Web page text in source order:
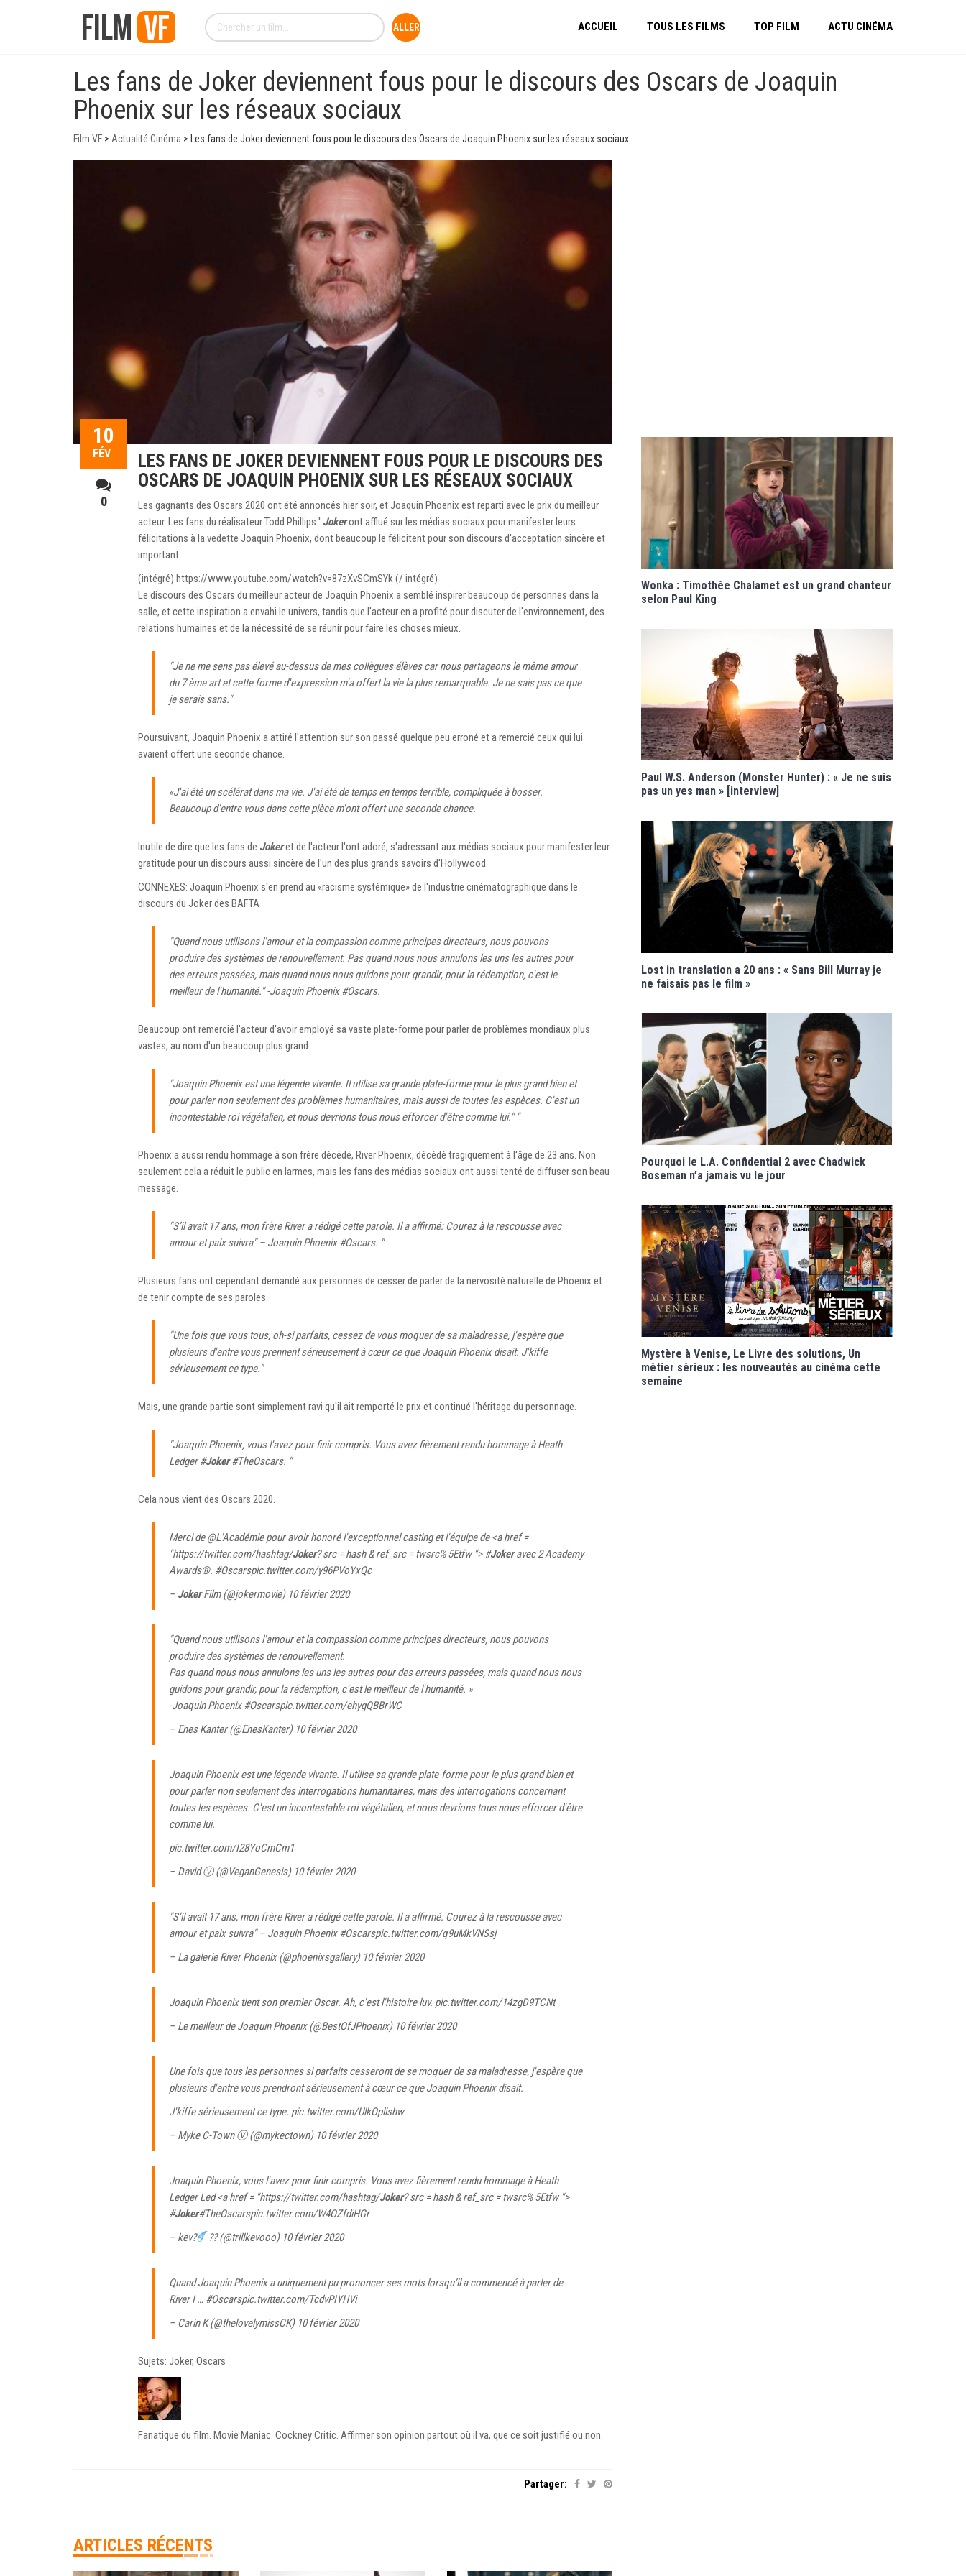
ACCUEIL TOUS LES FILMS TOP FILM ACTU CINÉMA
Les fans de Joker deviennent fous pour le discours des Oscars de Joaquin
Phoenix sur les réseaux sociaux
Film VF > Actualité Cinéma > Les fans de Joker deviennent fous pour le discours des Oscars de Joaquin Phoenix sur les réseaux sociaux
10
FÉV
0
LES FANS DE JOKER DEVIENNENT FOUS POUR LE DISCOURS DES
OSCARS DE JOAQUIN PHOENIX SUR LES RÉSEAUX SOCIAUX
Les gagnants des Oscars 2020 ont été annoncés hier soir, et Joaquin Phoenix est reparti avec le prix du meilleur
acteur. Les fans du réalisateur Todd Phillips ' Jokeront afflué sur les médias sociaux pour manifester leurs
félicitations à la vedette Joaquin Phoenix, dont beaucoup le félicitent pour son discours d'acceptation sincère et
important.
(intégré) https://www.youtube.com/watch?v=87zXvSCmSYk (/ intégré)
Le discours des Oscars du meilleur acteur de Joaquin Phoenix a semblé inspirer beaucoup de personnes dans la
salle, et cette inspiration a envahi le univers, tandis que l'acteur en a profité pour discuter de l'environnement, des
relations humaines et de la nécessité de se réunir pour faire les choses mieux.
"Je ne me sens pas élevé au-dessus de mes collègues élèves car nous partageons le même amour
du 7 ème art et cette forme d'expression m'a offert la vie la plus remarquable. Je ne sais pas ce que
je serais sans."
Poursuivant, Joaquin Phoenix a attiré l'attention sur son passé quelque peu erroné et a remercié ceux qui lui
avaient offert une seconde chance.
«J'ai été un scélérat dans ma vie. J'ai été de temps en temps terrible, compliquée à bosser.
Beaucoup d'entre vous dans cette pièce m'ont offert une seconde chance.
Inutile de dire que les fans de Jokeret de l'acteur l'ont adoré, s'adressant aux médias sociaux pour manifester leur
gratitude pour un discours aussi sincère de l'un des plus grands savoirs d'Hollywood.
CONNEXES: Joaquin Phoenix s'en prend au «racisme systémique» de l'industrie cinématographique dans le
discours du Joker des BAFTA
"Quand nous utilisons l'amour et la compassion comme principes directeurs, nous pouvons
produire des systèmes de renouvellement. Pas quand nous nous annulons les uns les autres pour
des erreurs passées, mais quand nous nous guidons pour grandir, pour la rédemption, c'est le
meilleur de l'humanité." -Joaquin Phoenix #Oscars.
Beaucoup ont remercié l'acteur d'avoir employé sa vaste plate-forme pour parler de problèmes mondiaux plus
vastes, au nom d'un beaucoup plus grand.
"Joaquin Phoenix est une légende vivante. Il utilise sa grande plate-forme pour le plus grand bien et
pour parler non seulement des problèmes humanitaires, mais aussi de toutes les espèces. C'est un
incontestable roi végétalien, et nous devrions tous nous efforcer d'être comme lui." "
Phoenix a aussi rendu hommage à son frère décédé, River Phoenix, décédé tragiquement à l'âge de 23 ans. Non
seulement cela a réduit le public en larmes, mais les fans des médias sociaux ont aussi tenté de diffuser son beau
message.
"S’il avait 17 ans, mon frère River a rédigé cette parole. Il a affirmé: Courez à la rescousse avec
amour et paix suivra" – Joaquin Phoenix #Oscars. "
Plusieurs fans ont cependant demandé aux personnes de cesser de parler de la nervosité naturelle de Phoenix et
de tenir compte de ses paroles.
"Une fois que vous tous, oh-si parfaits, cessez de vous moquer de sa maladresse, j'espère que
plusieurs d'entre vous prennent sérieusement à cœur ce que Joaquin Phoenix disait. J'kiffe
sérieusement ce type."
Mais, une grande partie sont simplement ravi qu'il ait remporté le prix et continué l'héritage du personnage.
"Joaquin Phoenix, vous l'avez pour finir compris. Vous avez fièrement rendu hommage à Heath
Ledger #Joker#TheOscars. "
Cela nous vient des Oscars 2020.
Merci de@L'Académiepour avoir honoré l'exceptionnel casting et l'équipe de <a href =
"https://twitter.com/hashtag/Joker? src = hash & ref_src = twsrc% 5Etfw "> #Jokeravec 2 Academy
Awards®. #Oscarspic.twitter.com/y96PVoYxQc
– JokerFilm (@jokermovie) 10 février 2020
"Quand nous utilisons l'amour et la compassion comme principes directeurs, nous pouvons
produire des systèmes de renouvellement.
Pas quand nous nous annulons les uns les autres pour des erreurs passées, mais quand nous nous
guidons pour grandir, pour la rédemption, c'est le meilleur de l'humanité. »
-Joaquin Phoenix#Oscarspic.twitter.com/ehygQBBrWC
– Enes Kanter (@EnesKanter) 10 février 2020
Joaquin Phoenix est une légende vivante. Il utilise sa grande plate-forme pour le plus grand bien et
pour parler non seulement des interrogations humanitaires, mais des interrogations concernant
toutes les espèces. C'est un incontestable roi végétalien, et nous devrions tous nous efforcer d'être
comme lui.
pic.twitter.com/I28YoCmCm1
– David Ⓥ (@VeganGenesis) 10 février 2020
"S’il avait 17 ans, mon frère River a rédigé cette parole. Il a affirmé: Courez à la rescousse avec
amour et paix suivra" – Joaquin Phoenix#Oscarspic.twitter.com/q9uMkVNSsj
– La galerie River Phoenix (@phoenixsgallery) 10 février 2020
Joaquin Phoenix tient son premier Oscar. Ah, c'est l'histoire luv. pic.twitter.com/14zgD9TCNt
– Le meilleur de Joaquin Phoenix (@BestOfJPhoenix) 10 février 2020
Une fois que tous les personnes si parfaits cesseront de se moquer de sa maladresse, j'espère que
plusieurs d'entre vous prendront sérieusement à cœur ce que Joaquin Phoenix disait.
J'kiffe sérieusement ce type. pic.twitter.com/UlkOplishw
– Myke C-Town Ⓥ (@mykectown) 10 février 2020
Joaquin Phoenix, vous l'avez pour finir compris. Vous avez fièrement rendu hommage à Heath
Ledger Led <a href = "https://twitter.com/hashtag/Joker? src = hash & ref_src = twsrc% 5Etfw ">
#Joker#TheOscarspic.twitter.com/W4OZfdiHGr
– kev?
?? (@trillkevooo) 10 février 2020
Quand Joaquin Phoenix a uniquement pu prononcer ses mots lorsqu’il a commencé à parler de
River I … #Oscarspic.twitter.com/TcdvPIYHVi
– Carin K (@thelovelymissCK) 10 février 2020
Sujets: Joker, Oscars
Fanatique du film. Movie Maniac. Cockney Critic. Affirmer son opinion partout où il va, que ce soit justifié ou non.
Partager:
ARTICLES RÉCENTS
Wonka : Timothée Chalamet est un grand chanteur
selon Paul King
Paul W.S. Anderson (Monster Hunter) : « Je ne suis
pas un yes man » [interview]
Lost in translation a 20 ans : « Sans Bill Murray je
ne faisais pas le film »
Pourquoi le L.A. Confidential 2 avec Chadwick
Boseman n’a jamais vu le jour
Mystère à Venise, Le Livre des solutions, Un
métier sérieux : les nouveautés au cinéma cette
semaine